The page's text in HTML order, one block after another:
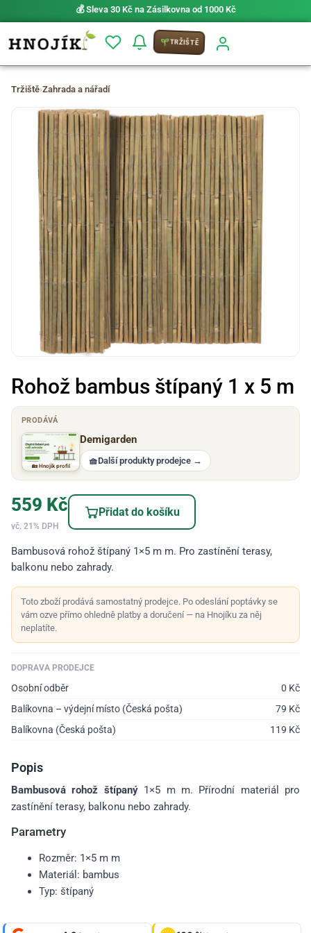
💰 Sleva 30 Kč na Zásilkovna od 1000 Kč
TRŽIŠTĚ
Tržiště›Zahrada a nářadí
Rohož bambus štípaný 1 x 5 m
PRODÁVÁ
🏡 Hnojík profil
Demigarden
🧺Další produkty prodejce →
559 Kč
vč. 21% DPH
Přidat do košíku
Bambusová rohož štípaný 1×5 m m. Pro zastínění terasy,
balkonu nebo zahrady.
Toto zboží prodává samostatný prodejce. Po odeslání poptávky se
vám ozve přímo ohledně platby a doručení — na Hnojíku za něj
neplatíte.
DOPRAVA PRODEJCE
Osobní odběr 0 Kč
Balíkovna – výdejní místo (Česká pošta)
79 Kč
Balíkovna (Česká pošta)
119 Kč
Popis
Bambusová rohož štípaný1×5 m m. Přírodní materiál pro
zastínění terasy, balkonu nebo zahrady.
Parametry
Rozměr: 1×5 m m
Materiál: bambus
Typ: štípaný